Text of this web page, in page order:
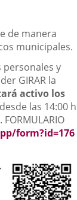
de manera
municipales.
personales y
GIRAR la
activo los
las 14:00 h
form?id=176